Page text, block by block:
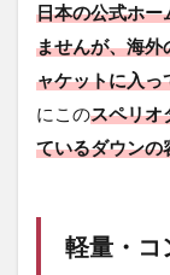
日本の公式ホー
ませんが、海外
ャケットに入っ
にこのスペリオ
ているダウンの
軽量・コ